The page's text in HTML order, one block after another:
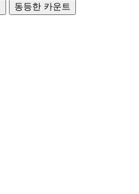
동등한 카운트